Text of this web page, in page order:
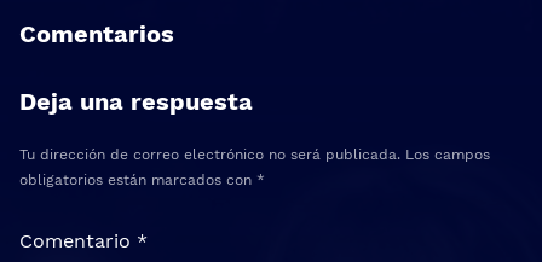
Comentarios
Deja una respuesta
Tu dirección de correo electrónico no será publicada. Los campos
obligatorios están marcados con *
Comentario *